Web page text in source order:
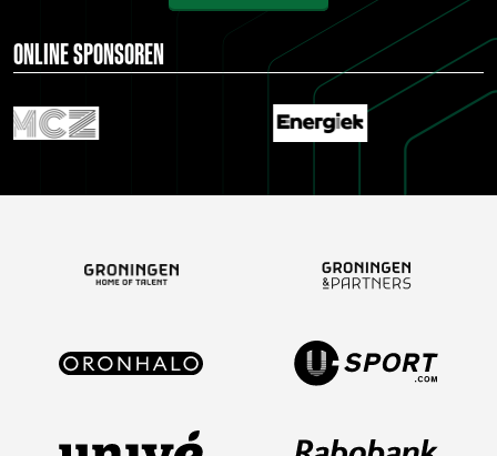
ONLINE SPONSOREN